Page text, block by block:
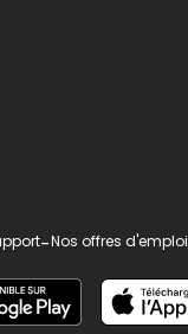
-Nos offres d'emploi